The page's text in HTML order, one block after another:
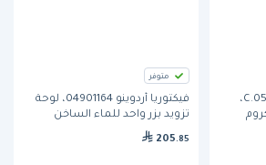
فيكتوريا أردوينو 05000460.C،
متوفر
فيكتوريا أردوينو 04901164، لوحة
تزويد بزر واحد للماء الساخن
205 .85